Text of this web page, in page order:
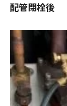
配管閉栓後